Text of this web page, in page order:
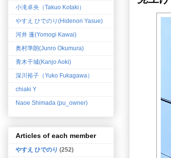
小滝卓央（Takuo Kotaki）
やすえ ひでのり(Hidenori Yasue)
河井 蓬(Yomogi Kawai)
奥村準朗(Junro Okumura)
青木干城(Kanjo Aoki)
深川裕子（Yuko Fukagawa）
chiaki Y
Naoe Shimada (pu_owner)
Articles of each member
やすえ ひでのり (252)